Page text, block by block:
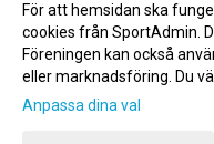
Gå till
För att hemsidan ska
cookies från SportAdmin.
Föreningen kan också
eller marknadsföring. Du
Anpassa dina val